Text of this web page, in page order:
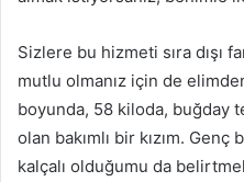
Sizlere bu hizmeti sıra dışı
mutlu olmanız için de
boyunda, 58 kiloda, buğday
olan bakımlı bir kızım.
kalçalı olduğumu da